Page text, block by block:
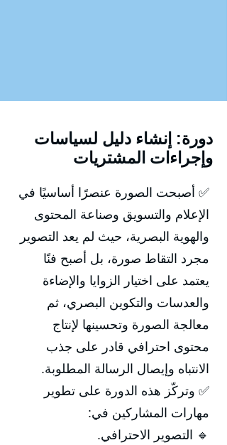
دورة: إنشاء دليل لسياسات
وإجراءات المشتريات
✅ أصبحت الصورة عنصرًا أساسيًا في
الإعلام والتسويق وصناعة المحتوى
والهوية البصرية، حيث لم يعد التصوير
مجرد التقاط صورة، بل أصبح فنًا
يعتمد على اختيار الزوايا والإضاءة
والعدسات والتكوين البصري، ثم
معالجة الصورة وتحسينها لإنتاج
محتوى احترافي قادر على جذب
الانتباه وإيصال الرسالة المطلوبة.
✅ وتركّز هذه الدورة على تطوير
مهارات المشاركين في:
🔹 التصوير الاحترافي.